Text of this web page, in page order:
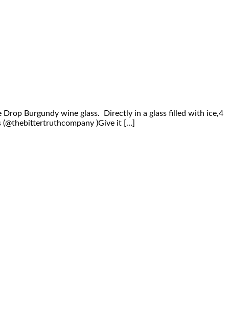
Drop Burgundy wine glass. Directly in a glass filled with ice,4
(@thebittertruthcompany )Give it […]